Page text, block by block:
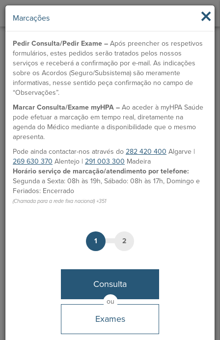
×
Marcações
Pedir Consulta/Pedir Exame – Após preencher os respetivos
formulários, estes pedidos serão tratados pelos nossos
serviços e receberá a confirmação por e-mail. As indicações
sobre os Acordos (Seguro/Subsistema) são meramente
informativas, nesse sentido peça confirmação no campo de
“Observações”.
Marcar Consulta/Exame myHPA – Ao aceder à myHPA Saúde
pode efetuar a marcação em tempo real, diretamente na
agenda do Médico mediante a disponibilidade que o mesmo
apresenta.
Pode ainda contactar-nos através do 282 420 400 Algarve |
269 630 370 Alentejo | 291 003 300 Madeira
Horário serviço de marcação/atendimento por telefone:
Segunda a Sexta: 08h às 19h, Sábado: 08h às 17h, Domingo e
Feriados: Encerrado
(Chamada para a rede fixa nacional) +351
1 2
ou
Consulta
Exames
Dr. Nuno Sá
Clínica CUF S. Brás de Alportel